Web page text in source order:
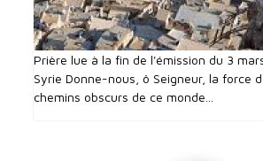
Prière lue à la fin de l'émission du 3
Syrie Donne-nous, ô Seigneur, la force
chemins obscurs de ce monde...